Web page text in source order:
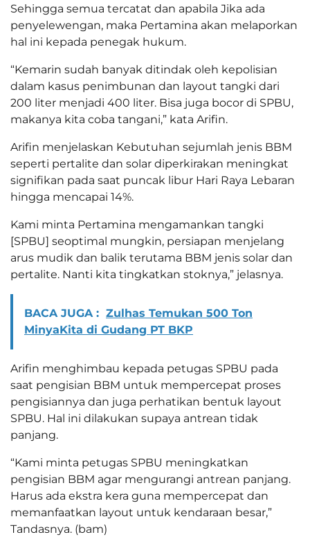
Sehingga semua tercatat dan apabila Jika ada
penyelewengan, maka Pertamina akan melaporkan
hal ini kepada penegak hukum.
“Kemarin sudah banyak ditindak oleh kepolisian
dalam kasus penimbunan dan layout tangki dari
200 liter menjadi 400 liter. Bisa juga bocor di SPBU,
makanya kita coba tangani,” kata Arifin.
Arifin menjelaskan Kebutuhan sejumlah jenis BBM
seperti pertalite dan solar diperkirakan meningkat
signifikan pada saat puncak libur Hari Raya Lebaran
hingga mencapai 14%.
Kami minta Pertamina mengamankan tangki
[SPBU] seoptimal mungkin, persiapan menjelang
arus mudik dan balik terutama BBM jenis solar dan
pertalite. Nanti kita tingkatkan stoknya,” jelasnya.
BACA JUGA : Zulhas Temukan 500 Ton
MinyaKita di Gudang PT BKP
Arifin menghimbau kepada petugas SPBU pada
saat pengisian BBM untuk mempercepat proses
pengisiannya dan juga perhatikan bentuk layout
SPBU. Hal ini dilakukan supaya antrean tidak
panjang.
“Kami minta petugas SPBU meningkatkan
pengisian BBM agar mengurangi antrean panjang.
Harus ada ekstra kera guna mempercepat dan
memanfaatkan layout untuk kendaraan besar,”
Tandasnya. (bam)